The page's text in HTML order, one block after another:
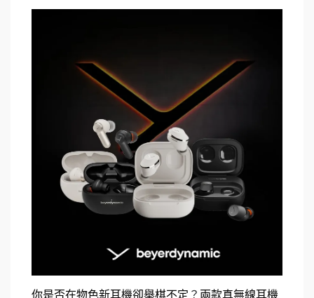
你是否在物色新耳機卻舉棋不定 ？ 兩款真無線耳機